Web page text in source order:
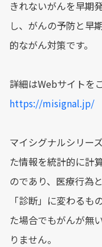
きれないがんを早期
し、がんの予防と早
的ながん対策です。
詳細はWebサイトを
https://misignal.jp/
マイシグナルシリー
た情報を統計的に計
のであり、医療行為
「診断」に変わる
た場合でもがんが無
りません。